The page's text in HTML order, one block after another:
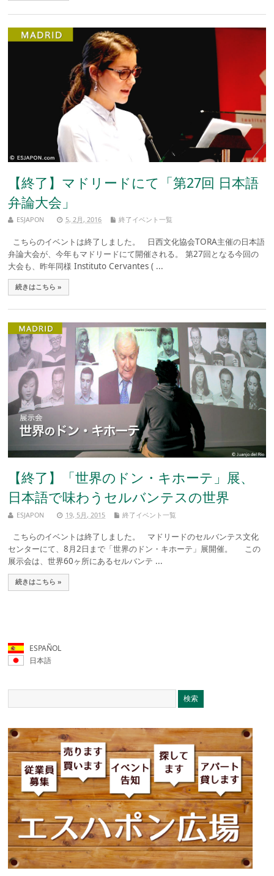
【終了】マドリードにて「第27回 日本語
弁論大会」
ESJAPON 5, 2月, 2016 終了イベント一覧
こちらのイベントは終了しました。 日西文化協会TORA主催の日本語
弁論大会が、今年もマドリードにて開催される。 第27回となる今回の
大会も、昨年同様 Instituto Cervantes ( ...
続きはこちら »
【終了】「世界のドン・キホーテ」展、
日本語で味わうセルバンテスの世界
ESJAPON 19, 5月, 2015 終了イベント一覧
こちらのイベントは終了しました。 マドリードのセルバンテス文化
センターにて、8月2日まで「世界のドン・キホーテ」展開催。 この
展示会は、世界60ヶ所にあるセルバンテ ...
続きはこちら »
ESPAÑOL
日本語